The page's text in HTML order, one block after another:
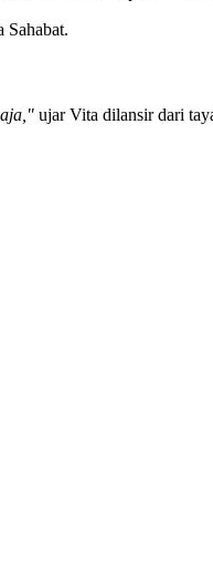
Sahabat.
ujar Vita dilansir dari